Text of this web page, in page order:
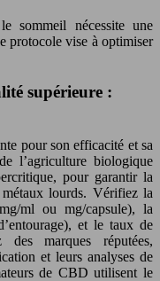
sommeil nécessite une
protocole vise à optimiser
supérieure :
pour son efficacité et sa
l’agriculture biologique
pour garantir la
lourds. Vérifiez la
ml ou mg/capsule), la
et le taux de
marques réputées,
et leurs analyses de
de CBD utilisent le